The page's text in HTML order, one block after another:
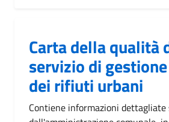
Carta della qualità
servizio di
dei rifiuti urbani
Contiene informazioni